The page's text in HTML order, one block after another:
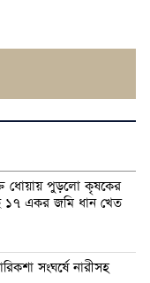
ধোয়ায় পুড়লো কৃষকের
১৭ একর জমি ধান খেত
সংঘর্ষে নারীসহ